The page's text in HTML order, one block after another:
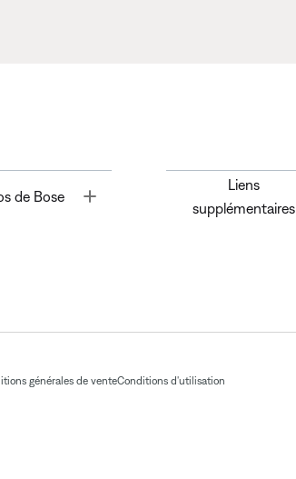
de Bose Toggle
Liens
supplémentaires
générales de venteConditions d'utilisation